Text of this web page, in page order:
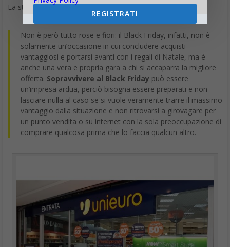
La stessa Unieuro avverte:
Non è però tutto rose e fiori: il Black Friday, infatti, non è
solamente un’occasione in cui concludere acquisti
vantaggiosi e portarsi avanti con i regali di Natale, ma è
anche una vera e propria gara a chi si accaparra la migliore
offerta. Sopravvivere al Black Friday può essere
un’impresa ardua, perciò bisogna essere preparati e non
lasciare nulla al caso se si vuole veramente trarre il massimo
vantaggio dalla situazione e non ritrovarsi a girovagare per
un punto vendita o su internet con la sola preoccupazione di
comprare qualcosa prima che lo faccia qualcun altro.
REGISTRATI